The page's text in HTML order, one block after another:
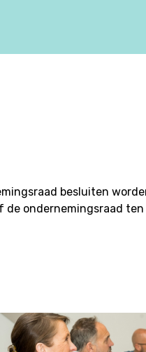
besluiten
ondernemingsraad ten